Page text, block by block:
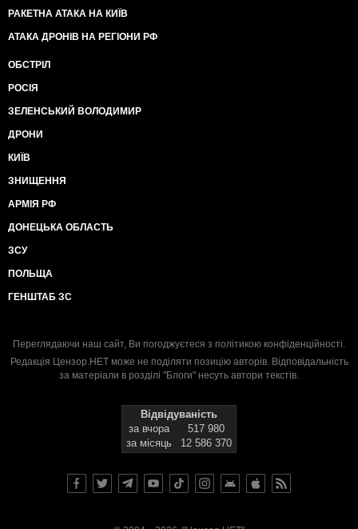
РАКЕТНА АТАКА НА КИЇВ
АТАКА ДРОНІВ НА РЕГІОНИ РФ
ОБСТРІЛ
РОСІЯ
ЗЕЛЕНСЬКИЙ ВОЛОДИМИР
ДРОНИ
КИЇВ
ЗНИЩЕННЯ
АРМІЯ РФ
ДОНЕЦЬКА ОБЛАСТЬ
ЗСУ
ПОЛЬЩА
ГЕНШТАБ ЗС
Переглядаючи наш сайт, Ви погоджуєтеся з політикою конфіденційності.
Редакція Цензор.НЕТ може не поділяти позицію авторів. Відповідальність
за матеріали в розділі "Блоги" несуть автори текстів.
Відвідуваність
за вчора
517 980
за місяць
12 586 370